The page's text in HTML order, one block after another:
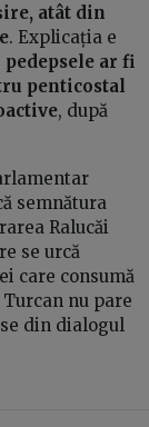
atât din
. Explicația e
ar fi
penticostal
, după
semnătura
Ralucăi
se urcă
care consumă
nu pare
din dialogul